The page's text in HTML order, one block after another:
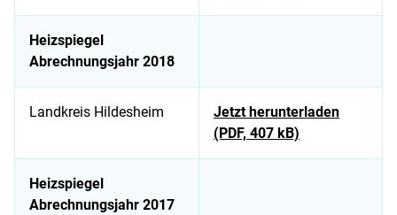
Heizspiegel
Abrechnungsjahr 2018
Landkreis Hildesheim
Jetzt herunterladen
(PDF, 407 kB)
Heizspiegel
Abrechnungsjahr 2017